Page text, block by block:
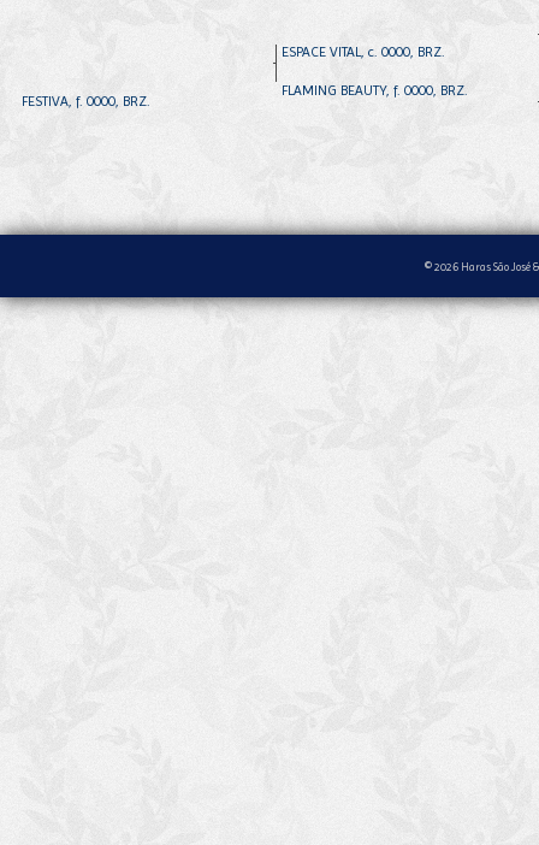
FESTIVA, f. 0000, BRZ.
ESPACE VITAL, c. 0000, BRZ.
FLAMING BEAUTY, f. 0000, BRZ.
© 2026 Haras São José